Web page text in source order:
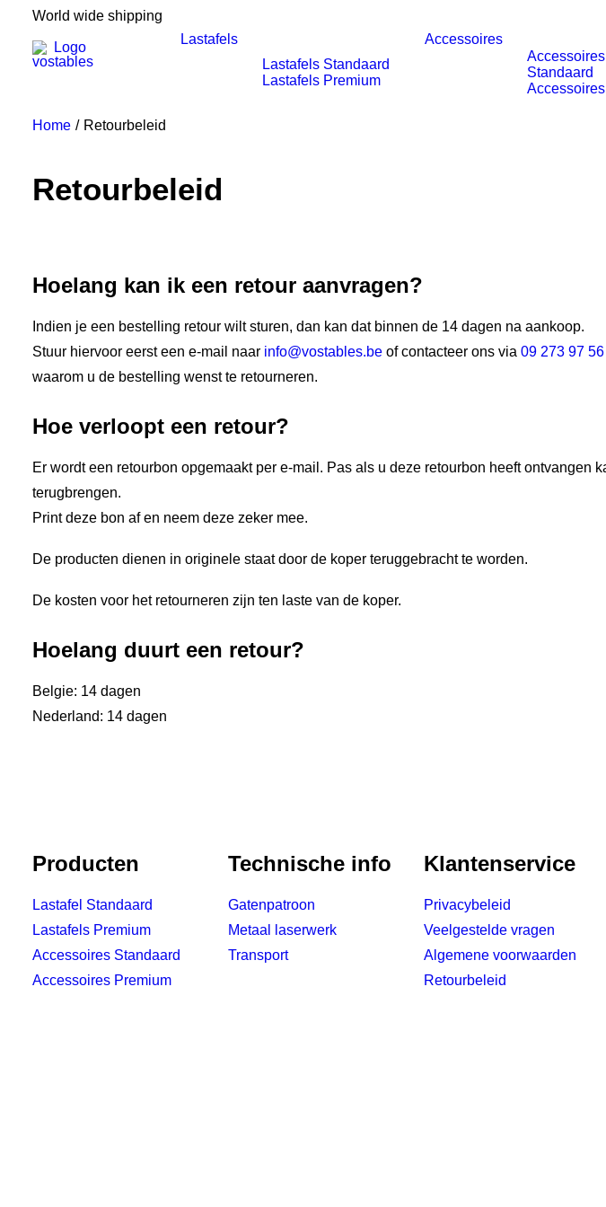
World wide shipping
Lastafels
Lastafels Standaard
Lastafels Premium
Accessoires
Accessoires
Standaard
Home Retourbeleid
Retourbeleid
Hoelang kan ik een retour aanvragen?
Indien je een bestelling retour wilt sturen, dan kan dat binnen de 14 dagen na aankoop.
Stuur hiervoor eerst een e-mail naar info@vostables.be of contacteer ons via 09 273 97 56
waarom u de bestelling wenst te retourneren.
Hoe verloopt een retour?
Er wordt een retourbon opgemaakt per e-mail. Pas als u deze retourbon heeft ontvangen
terugbrengen.
Print deze bon af en neem deze zeker mee.
De producten dienen in originele staat door de koper teruggebracht te worden.
De kosten voor het retourneren zijn ten laste van de koper.
Hoelang duurt een retour?
Belgie: 14 dagen
Nederland: 14 dagen
Producten
Lastafel Standaard
Lastafels Premium
Accessoires Standaard
Accessoires Premium
Technische info
Gatenpatroon
Metaal laserwerk
Transport
Klantenservice
Privacybeleid
Veelgestelde vragen
Algemene voorwaarden
Retourbeleid